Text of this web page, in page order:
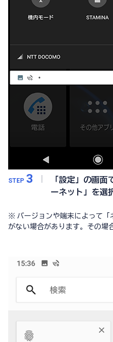
STEP 3
「設定」の画
ーネット」を選
※ バージョンや端末によって「
がない場合があります。その場